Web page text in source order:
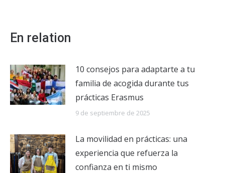
En relation
10 consejos para adaptarte a tu
familia de acogida durante tus
prácticas Erasmus
9 de septiembre de 2025
La movilidad en prácticas: una
experiencia que refuerza la
confianza en ti mismo